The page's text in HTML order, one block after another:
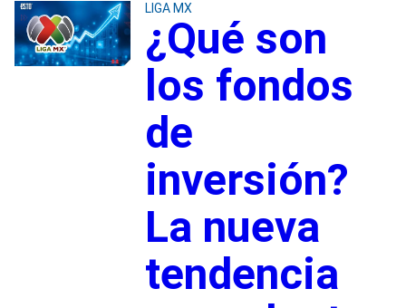
LIGA MX
¿Qué son
los fondos
de
inversión?
La nueva
tendencia